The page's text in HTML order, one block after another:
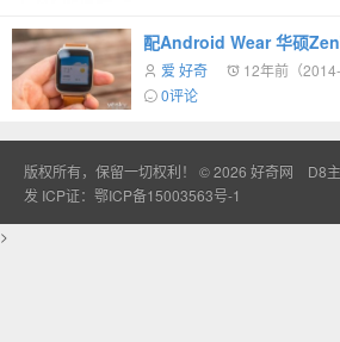
配Android Wear 华硕
爱 好奇 12年前（2014-
0评论
版权所有，保留一切权利！ © 2026 好奇网 D8
发 ICP证：鄂ICP备15003563号-1
>